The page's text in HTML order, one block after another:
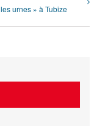
les urnes » à Tubize